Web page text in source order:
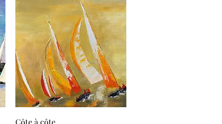
Aperçu rapide
Côte à côte